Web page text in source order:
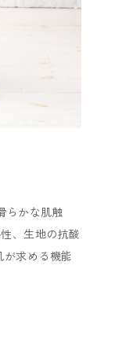
らかな肌触
、生地の抗酸
求める機能